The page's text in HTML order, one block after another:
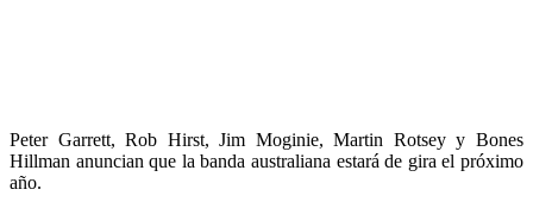
Peter Garrett, Rob Hirst, Jim Moginie, Martin Rotsey y Bones
Hillman anuncian que la banda australiana estará de gira el próximo
año.